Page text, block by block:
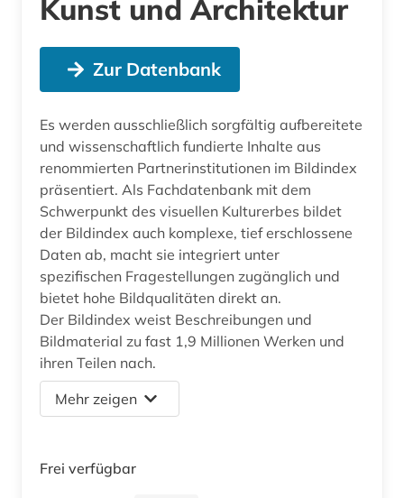
Kunst und Architektur
Zur Datenbank
Es werden ausschließlich sorgfältig aufbereitete
und wissenschaftlich fundierte Inhalte aus
renommierten Partnerinstitutionen im Bildindex
präsentiert. Als Fachdatenbank mit dem
Schwerpunkt des visuellen Kulturerbes bildet
der Bildindex auch komplexe, tief erschlossene
Daten ab, macht sie integriert unter
spezifischen Fragestellungen zugänglich und
bietet hohe Bildqualitäten direkt an.
Der Bildindex weist Beschreibungen und
Bildmaterial zu fast 1,9 Millionen Werken und
ihren Teilen nach.
Mehr zeigen
Frei verfügbar